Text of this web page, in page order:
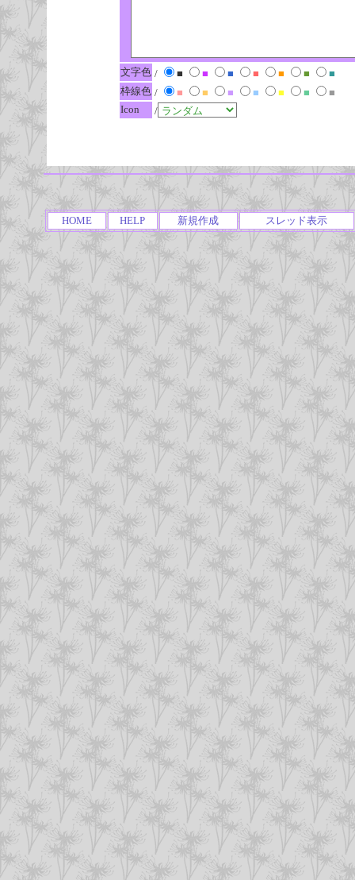
文字色 / ■ ■ ■ ■ ■ ■
■
枠線色 / ■ ■ ■ ■ ■ ■
■
Icon
/
HOME HELP 新規作成 スレッド表示